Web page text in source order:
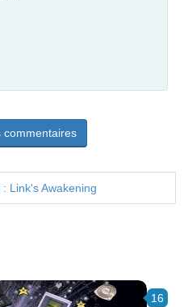
commentaires
Link's Awakening
16